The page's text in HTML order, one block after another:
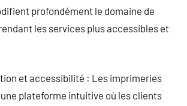
profondément le domaine de
les services plus accessibles et
et accessibilité : Les imprimeries
plateforme intuitive où les clients